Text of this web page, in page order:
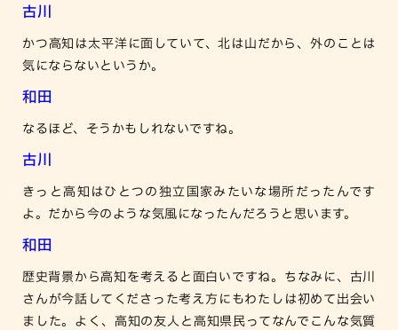
古川
かつ高知は太平洋に面していて、北は山だから、外のことは
気にならないというか。
和田
なるほど、そうかもしれないですね。
古川
きっと高知はひとつの独立国家みたいな場所だったんです
よ。だから今のような気風になったんだろうと思います。
和田
歴史背景から高知を考えると面白いですね。ちなみに、古川
さんが今話してくださった考え方にもわたしは初めて出会い
ました。よく、高知の友人と高知県民ってなんでこんな気質